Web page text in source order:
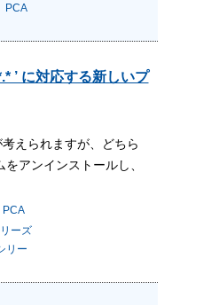
PCA
’ に対応する新しいプ
えられますが、どちら
アンインストールし、
PCA
ーズ
リー